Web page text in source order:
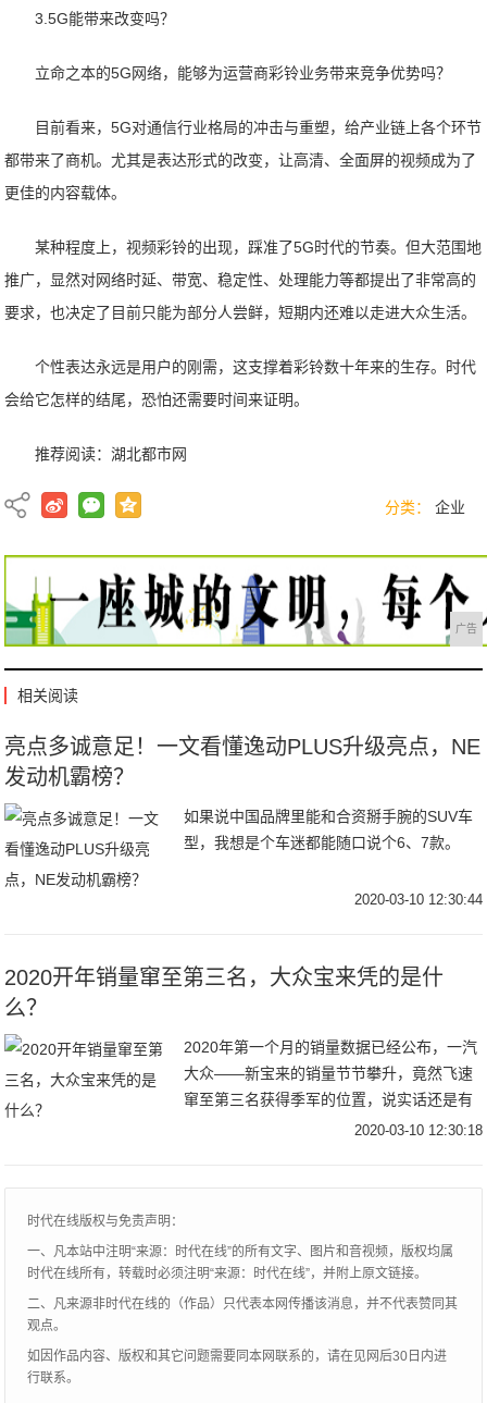
3.5G能带来改变吗？
立命之本的5G网络，能够为运营商彩铃业务带来竞争优势吗？
目前看来，5G对通信行业格局的冲击与重塑，给产业链上各个环节
都带来了商机。尤其是表达形式的改变，让高清、全面屏的视频成为了
更佳的内容载体。
某种程度上，视频彩铃的出现，踩准了5G时代的节奏。但大范围地
推广，显然对网络时延、带宽、稳定性、处理能力等都提出了非常高的
要求，也决定了目前只能为部分人尝鲜，短期内还难以走进大众生活。
个性表达永远是用户的刚需，这支撑着彩铃数十年来的生存。时代
会给它怎样的结尾，恐怕还需要时间来证明。
推荐阅读：湖北都市网
分类： 企业
广告
相关阅读
亮点多诚意足！一文看懂逸动PLUS升级亮点，NE
发动机霸榜？
如果说中国品牌里能和合资掰手腕的SUV车
型，我想是个车迷都能随口说个6、7款。
2020-03-10 12:30:44
2020开年销量窜至第三名，大众宝来凭的是什
么？
2020年第一个月的销量数据已经公布，一汽
大众——新宝来的销量节节攀升，竟然飞速
窜至第三名获得季军的位置，说实话还是有
点令人意外的！我们今天详细解析一下这款
2020-03-10 12:30:18
时代在线版权与免责声明：
一、凡本站中注明“来源：时代在线”的所有文字、图片和音视频，版权均属
时代在线所有，转载时必须注明“来源：时代在线”，并附上原文链接。
二、凡来源非时代在线的（作品）只代表本网传播该消息，并不代表赞同其
观点。
如因作品内容、版权和其它问题需要同本网联系的，请在见网后30日内进
行联系。